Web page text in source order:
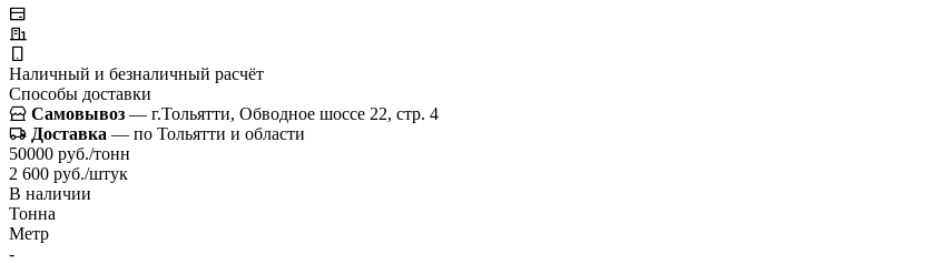
Наличный и безналичный расчёт
Способы доставки
Самовывоз — г.Тольятти, Обводное шоссе 22, стр. 4
Доставка — по Тольятти и области
50000 руб./тонн
2 600 руб./штук
В наличии
Тонна
Метр
-